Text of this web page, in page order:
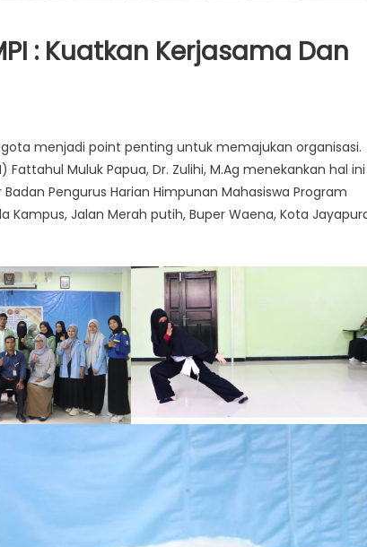
: Kuatkan Kerjasama Dan
menjadi point penting untuk memajukan organisasi.
Muluk Papua, Dr. Zulihi, M.Ag menekankan hal ini
Pengurus Harian Himpunan Mahasiswa Program
Kampus, Jalan Merah putih, Buper Waena, Kota